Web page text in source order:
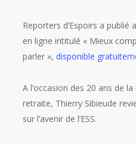
Reporters d’Espoirs a
en ligne intitulé « Mieux
parler »,disponible
A l’occasion des 20 ans de
retraite, Thierry Sibieude
sur l’avenir de l’ESS.